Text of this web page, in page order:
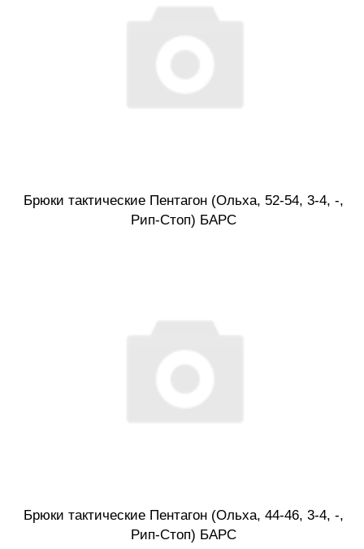
Брюки тактические Пентагон (Ольха, 52-54, 3-4, -,
Рип-Стоп) БАРС
Брюки тактические Пентагон (Ольха, 44-46, 3-4, -,
Рип-Стоп) БАРС